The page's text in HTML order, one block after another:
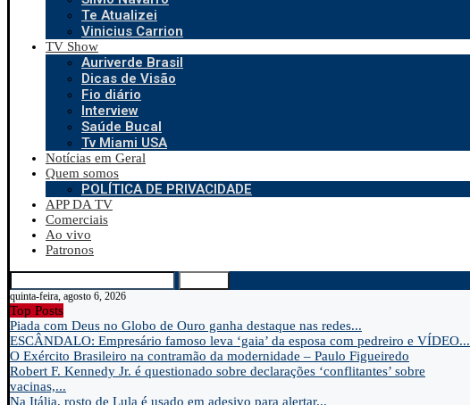
Te Atualizei
Vinicius Carrion
TV Show
Auriverde Brasil
Dicas de Visão
Fio diário
Interview
Saúde Bucal
Tv Miami USA
Notícias em Geral
Quem somos
POLÍTICA DE PRIVACIDADE
APP DA TV
Comerciais
Ao vivo
Patronos
quinta-feira, agosto 6, 2026
Top Posts
Piada com Deus no Globo de Ouro ganha destaque nas redes...
ESCÂNDALO: Empresário famoso leva ‘gaia’ da esposa com pedreiro e VÍDEO...
O Exército Brasileiro na contramão da modernidade – Paulo Figueiredo
Robert F. Kennedy Jr. é questionado sobre declarações ‘conflitantes’ sobre
vacinas,...
Na Itália, rosto de Lula é usado em adesivo para alertar...